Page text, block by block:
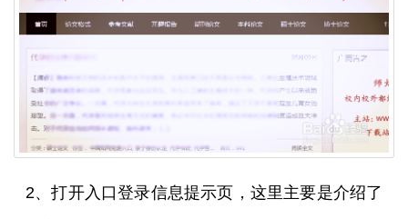
2、打开入口登录信息提示页，这里主要是介绍了